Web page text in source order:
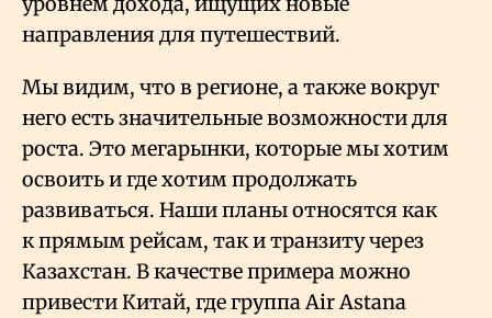
направления для путешествий.
Мы видим, что в регионе, а также вокруг
него есть значительные возможности для
роста. Это мегарынки, которые мы хотим
освоить и где хотим продолжать
развиваться. Наши планы относятся как
к прямым рейсам, так и транзиту через
Казахстан. В качестве примера можно
привести Китай, где группа Air Astana